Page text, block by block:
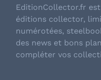
EditionCollector.fr
éditions collector,
numérotées,
des news et bons
compléter vos